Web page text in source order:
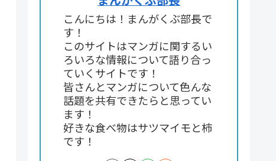
こんにちは！まんがくぶ部長で
す！
このサイトはマンガに関するい
ろいろな情報について語り合っ
ていくサイトです！
皆さんとマンガについて色んな
話題を共有できたらと思ってい
ます！
好きな食べ物はサツマイモと柿
です！